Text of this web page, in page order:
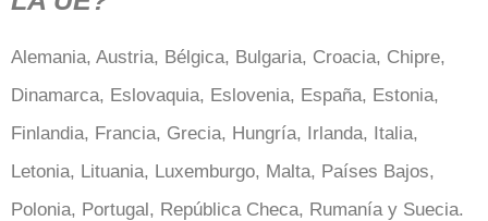
Alemania, Austria, Bélgica, Bulgaria, Croacia, Chipre,
Dinamarca, Eslovaquia, Eslovenia, España, Estonia,
Finlandia, Francia, Grecia, Hungría, Irlanda, Italia,
Letonia, Lituania, Luxemburgo, Malta, Países Bajos,
Polonia, Portugal, República Checa, Rumanía y Suecia.